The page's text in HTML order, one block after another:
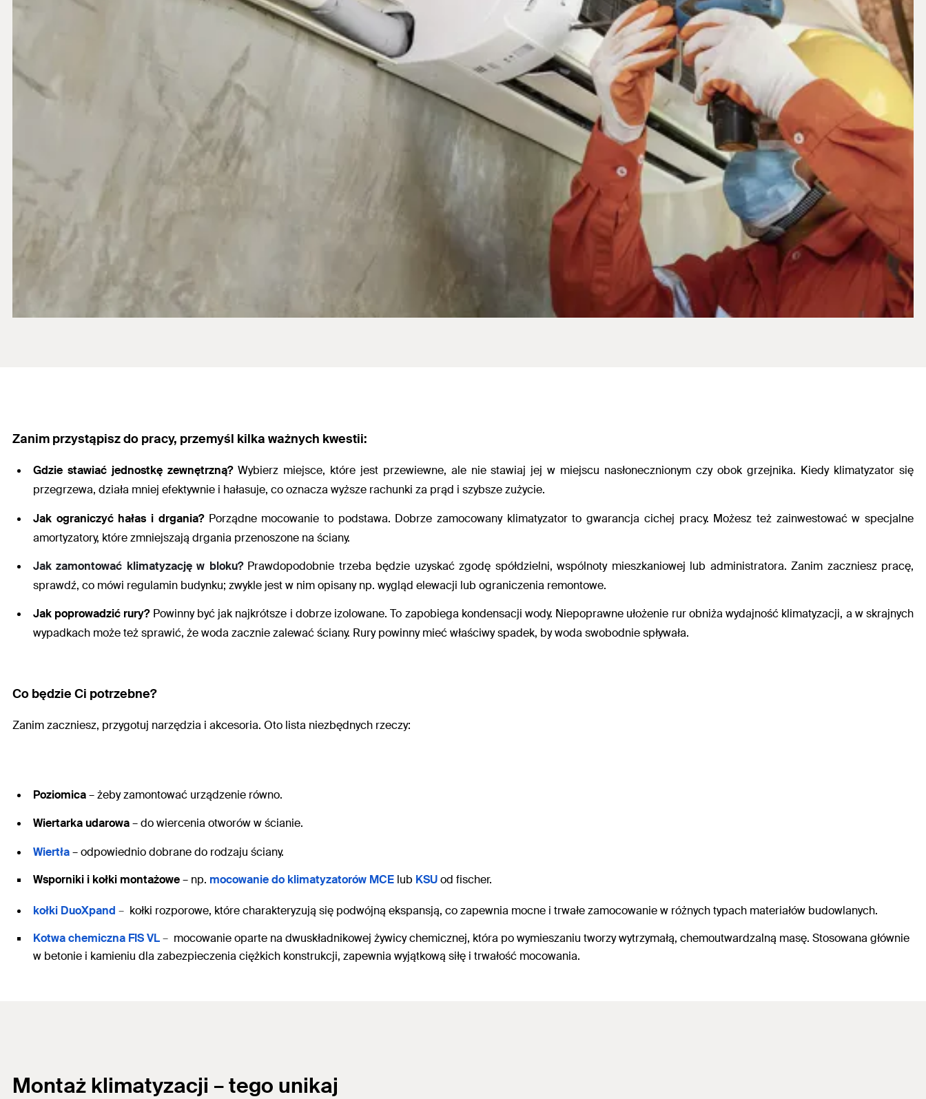
Zanim przystąpisz do pracy, przemyśl kilka ważnych kwestii:
Gdzie stawiać jednostkę zewnętrzną? Wybierz miejsce, które jest przewiewne, ale nie stawiaj jej w miejscu nasłonecznionym czy obok grzejnika. Kiedy klimatyzator się
przegrzewa, działa mniej efektywnie i hałasuje, co oznacza wyższe rachunki za prąd i szybsze zużycie.
Jak ograniczyć hałas i drgania? Porządne mocowanie to podstawa. Dobrze zamocowany klimatyzator to gwarancja cichej pracy. Możesz też zainwestować w specjalne
amortyzatory, które zmniejszają drgania przenoszone na ściany.
Jak zamontować klimatyzację w bloku? Prawdopodobnie trzeba będzie uzyskać zgodę spółdzielni, wspólnoty mieszkaniowej lub administratora. Zanim zaczniesz pracę,
sprawdź, co mówi regulamin budynku; zwykle jest w nim opisany np. wygląd elewacji lub ograniczenia remontowe.
Jak poprowadzić rury? Powinny być jak najkrótsze i dobrze izolowane. To zapobiega kondensacji wody. Niepoprawne ułożenie rur obniża wydajność klimatyzacji, a w skrajnych
wypadkach może też sprawić, że woda zacznie zalewać ściany. Rury powinny mieć właściwy spadek, by woda swobodnie spływała.
Co będzie Ci potrzebne?
Zanim zaczniesz, przygotuj narzędzia i akcesoria. Oto lista niezbędnych rzeczy:
Poziomica– żeby zamontować urządzenie równo.
Wiertarka udarowa– do wiercenia otworów w ścianie.
Wiertła– odpowiednio dobrane do rodzaju ściany.
Wsporniki i kołki montażowe– np. mocowanie do klimatyzatorów MCE lub KSUod fischer.
kołki DuoXpand – kołki rozporowe, które charakteryzują się podwójną ekspansją, co zapewnia mocne i trwałe zamocowanie w różnych typach materiałów budowlanych.
Kotwa chemiczna FIS VL– mocowanie oparte na dwuskładnikowej żywicy chemicznej, która po wymieszaniu tworzy wytrzymałą, chemoutwardzalną masę. Stosowana głównie
w betonie i kamieniu dla zabezpieczenia ciężkich konstrukcji, zapewnia wyjątkową siłę i trwałość mocowania.
Montaż klimatyzacji – tego unikaj